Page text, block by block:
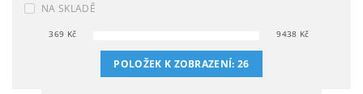
NA SKLADĚ
369 Kč 9438 Kč
POLOŽEK K ZOBRAZENÍ:26